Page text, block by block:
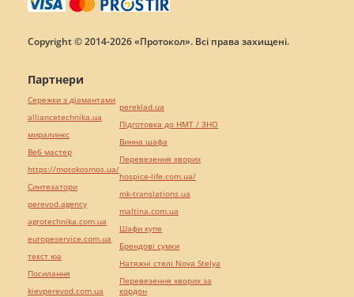
Copyright © 2014-2026 «Протокол». Всі права захищені.
Партнери
Сережки з діамантами
alliancetechnika.ua
миралинкс
Веб мастер
https://motokosmos.ua/
Синтезатори
perevod.agency
agrotechnika.com.ua
europeservice.com.ua
текст юа
Посилання
kievperevod.com.ua
pereklad.ua
Підготовка до НМТ / ЗНО
Винна шафа
Перевезення хворих
hospice-life.com.ua/
mk-translations.ua
maltina.com.ua
Шафи купе
Брендові сумки
Натяжні стелі Nova Stelya
Перевезення хворих за
кордон